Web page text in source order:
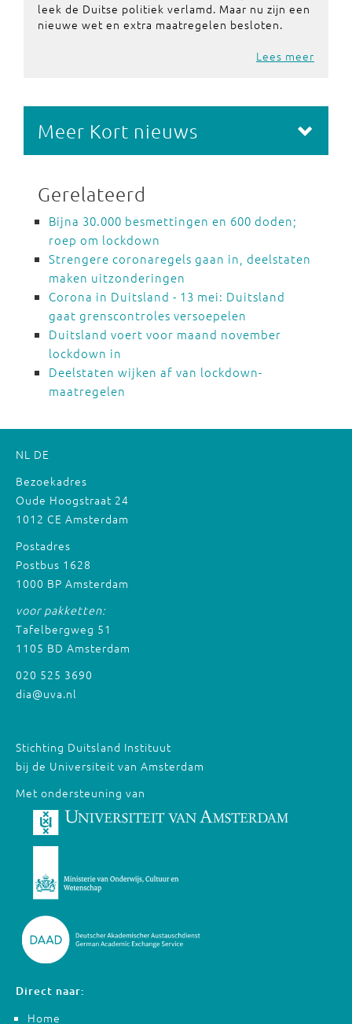
leek de Duitse politiek verlamd. Maar nu zijn een
nieuwe wet en extra maatregelen besloten.
Lees meer
Meer Kort nieuws
Gerelateerd
Bijna 30.000 besmettingen en 600 doden;
roep om lockdown
Strengere coronaregels gaan in, deelstaten
maken uitzonderingen
Corona in Duitsland - 13 mei: Duitsland
gaat grenscontroles versoepelen
Duitsland voert voor maand november
lockdown in
Deelstaten wijken af van lockdown-
maatregelen
NL DE
Bezoekadres
Oude Hoogstraat 24
1012 CE Amsterdam
Postadres
Postbus 1628
1000 BP Amsterdam
voor pakketten:
Tafelbergweg 51
1105 BD Amsterdam
020 525 3690
dia@uva.nl
Stichting Duitsland Instituut
bij de Universiteit van Amsterdam
Met ondersteuning van
Direct naar:
Home